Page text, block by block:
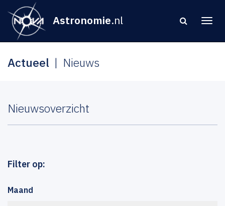
Astronomie.nl
Actueel Nieuws
Nieuwsoverzicht
Filter op:
Maand